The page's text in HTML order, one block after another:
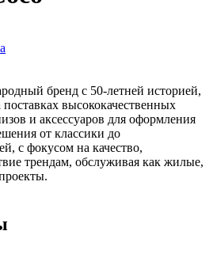
бренд с 50-летней историей,
высококачественных
и аксессуаров для оформления
от классики до
с фокусом на качество,
трендам, обслуживая как жилые,